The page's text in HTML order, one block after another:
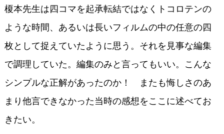
榎本先生は四コマを起承転結ではなくトコロテンの
ような時間、あるいは長いフィルムの中の任意の四
枚として捉えていたように思う。それを見事な編集
で調理していた。編集のみと言ってもいい。こんな
シンプルな正解があったのか！ またも悔しさのあ
まり他言できなかった当時の感想をここに述べてお
きたい。